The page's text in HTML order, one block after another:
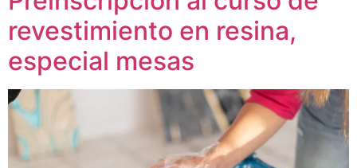
revestimiento en resina,
especial mesas